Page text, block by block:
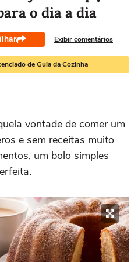
o dia a dia
Exibir comentários
de Guia da Cozinha
vontade de comer um
e sem receitas muito
um bolo simples